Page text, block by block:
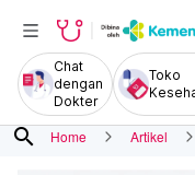
Chat
dengan
Dokter
Toko
search Home Artikel